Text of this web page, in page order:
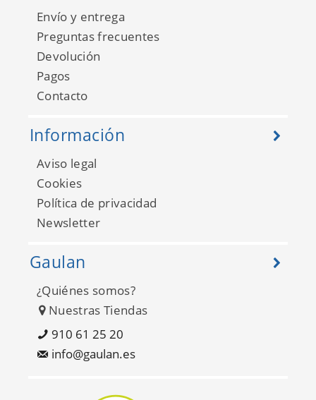
Envío y entrega
Preguntas frecuentes
Devolución
Pagos
Contacto
Información
Aviso legal
Cookies
Política de privacidad
Newsletter
Gaulan
¿Quiénes somos?
Nuestras Tiendas
910 61 25 20
info@gaulan.es